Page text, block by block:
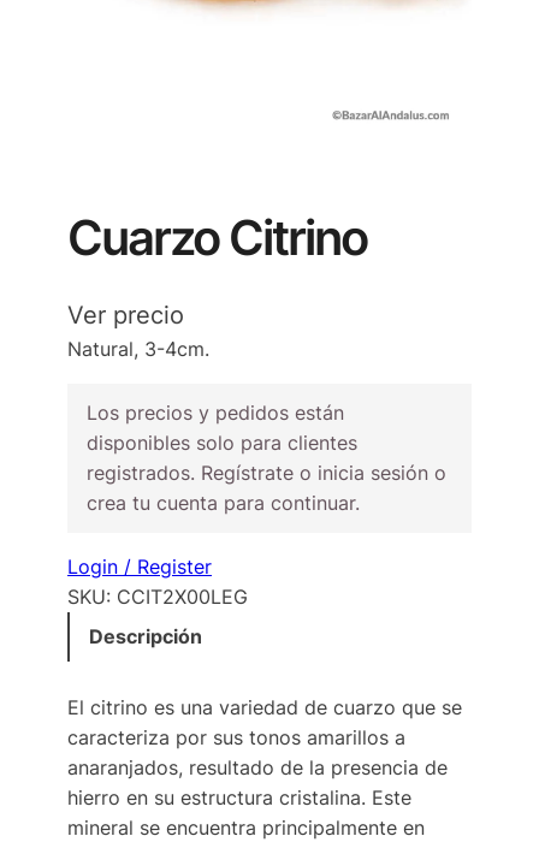
Cuarzo Citrino
Ver precio
Natural, 3-4cm.
Los precios y pedidos están
disponibles solo para clientes
registrados. Regístrate o inicia sesión o
crea tu cuenta para continuar.
Login / Register
SKU: CCIT2X00LEG
Descripción
El citrino es una variedad de cuarzo que se
caracteriza por sus tonos amarillos a
anaranjados, resultado de la presencia de
hierro en su estructura cristalina. Este
mineral se encuentra principalmente en